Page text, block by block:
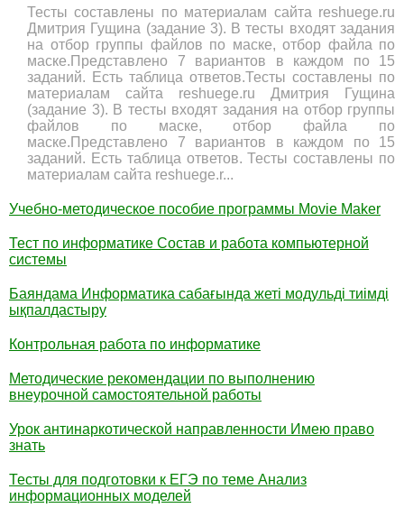
Тесты составлены по материалам сайта reshuege.ru
Дмитрия Гущина (задание 3). В тесты входят задания
на отбор группы файлов по маске, отбор файла по
маске.Представлено 7 вариантов в каждом по 15
заданий. Есть таблица ответов.Тесты составлены по
материалам сайта reshuege.ru Дмитрия Гущина
(задание 3). В тесты входят задания на отбор группы
файлов по маске, отбор файла по
маске.Представлено 7 вариантов в каждом по 15
заданий. Есть таблица ответов. Тесты составлены по
материалам сайта reshuege.r...
Учебно-методическое пособие программы Movie Maker
Тест по информатике Состав и работа компьютерной
системы
Баяндама Информатика сабағында жеті модульді тиімді
ықпалдастыру
Контрольная работа по информатике
Методические рекомендации по выполнению
внеурочной самостоятельной работы
Урок антинаркотической направленности Имею право
знать
Тесты для подготовки к ЕГЭ по теме Анализ
информационных моделей